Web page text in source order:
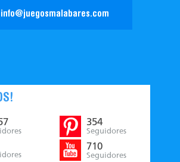
info@juegosmalabares.com
354
Seguidores
710
Seguidores